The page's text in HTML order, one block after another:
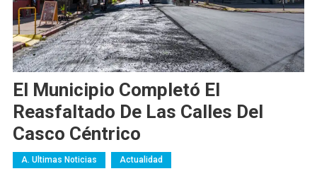
El Municipio Completó El
Reasfaltado De Las Calles Del
Casco Céntrico
A. Ultimas Noticias Actualidad